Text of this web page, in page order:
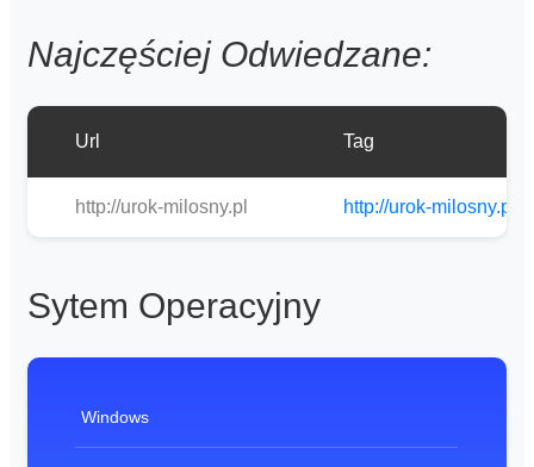
Najczęściej Odwiedzane:
Url Tag
http://urok-milosny.pl http://urok-milosny.pl
Sytem Operacyjny
Windows